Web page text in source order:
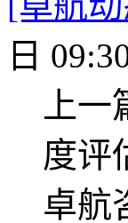
日
上
度评
卓航